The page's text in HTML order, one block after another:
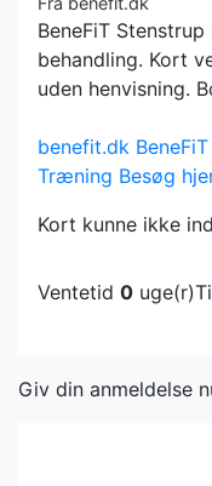
BeneFiT
behandling. Kort
uden henvisning.
benefit.dk
Træning Besøg
Kort kunne ikke
Ventetid 0 uge(r)
Giv din anmeldelse